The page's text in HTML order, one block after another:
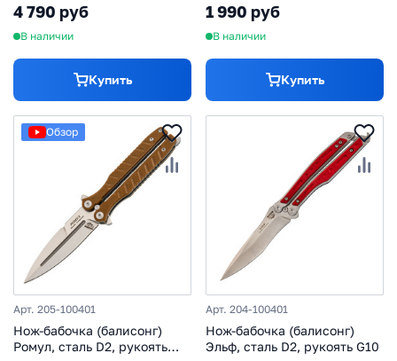
4 790 руб
В наличии
Купить
1 990 руб
В наличии
Купить
Обзор
Арт. 205-100401
Нож-бабочка (балисонг)
Ромул, сталь D2, рукоять
Арт. 204-100401
Нож-бабочка (балисонг)
Эльф, сталь D2, рукоять G10